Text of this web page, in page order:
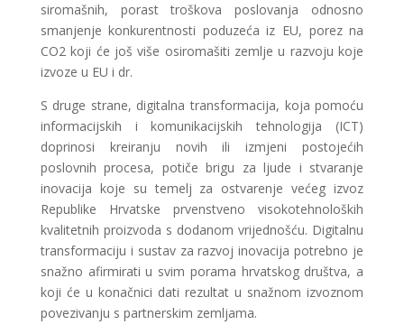
siromašnih, porast troškova poslovanja odnosno
smanjenje konkurentnosti poduzeća iz EU, porez na
CO2 koji će još više osiromašiti zemlje u razvoju koje
izvoze u EU i dr.
S druge strane, digitalna transformacija, koja pomoću
informacijskih i komunikacijskih tehnologija (ICT)
doprinosi kreiranju novih ili izmjeni postojećih
poslovnih procesa, potiče brigu za ljude i stvaranje
inovacija koje su temelj za ostvarenje većeg izvoz
Republike Hrvatske prvenstveno visokotehnoloških
kvalitetnih proizvoda s dodanom vrijednošću. Digitalnu
transformaciju i sustav za razvoj inovacija potrebno je
snažno afirmirati u svim porama hrvatskog društva, a
koji će u konačnici dati rezultat u snažnom izvoznom
povezivanju s partnerskim zemljama.